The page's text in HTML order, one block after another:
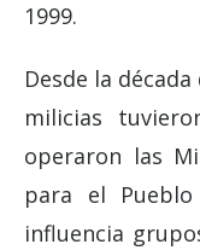
1999.
Desde la
milicias
operaron las
para el
influencia